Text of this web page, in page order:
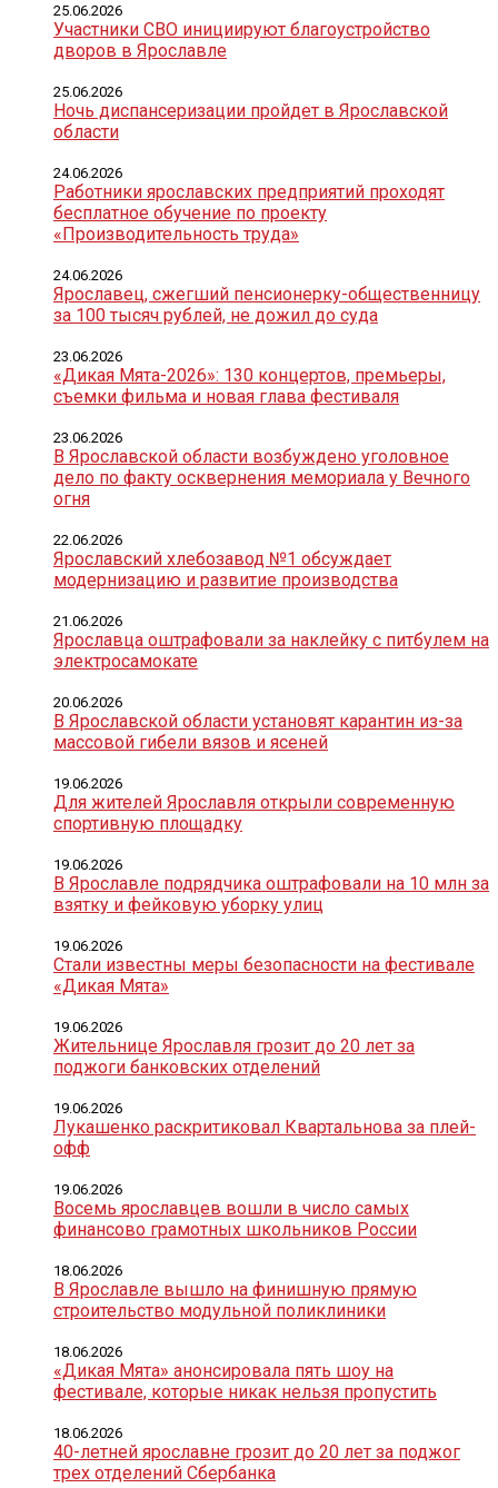
Участники СВО инициируют благоустройство
дворов в Ярославле
25.06.2026
Ночь диспансеризации пройдет в Ярославской
области
25.06.2026
Работники ярославских предприятий проходят
бесплатное обучение по проекту
«Производительность труда»
24.06.2026
Ярославец, сжегший пенсионерку-общественницу
за 100 тысяч рублей, не дожил до суда
24.06.2026
«Дикая Мята-2026»: 130 концертов, премьеры,
съемки фильма и новая глава фестиваля
23.06.2026
В Ярославской области возбуждено уголовное
дело по факту осквернения мемориала у Вечного
огня
23.06.2026
Ярославский хлебозавод №1 обсуждает
модернизацию и развитие производства
22.06.2026
Ярославца оштрафовали за наклейку с питбулем на
электросамокате
21.06.2026
В Ярославской области установят карантин из-за
массовой гибели вязов и ясеней
20.06.2026
Для жителей Ярославля открыли современную
спортивную площадку
19.06.2026
В Ярославле подрядчика оштрафовали на 10 млн за
взятку и фейковую уборку улиц
19.06.2026
Стали известны меры безопасности на фестивале
«Дикая Мята»
19.06.2026
Жительнице Ярославля грозит до 20 лет за
поджоги банковских отделений
19.06.2026
Лукашенко раскритиковал Квартальнова за плей-
офф
19.06.2026
Восемь ярославцев вошли в число самых
финансово грамотных школьников России
19.06.2026
В Ярославле вышло на финишную прямую
строительство модульной поликлиники
18.06.2026
«Дикая Мята» анонсировала пять шоу на
фестивале, которые никак нельзя пропустить
18.06.2026
40-летней ярославне грозит до 20 лет за поджог
трех отделений Сбербанка
18.06.2026